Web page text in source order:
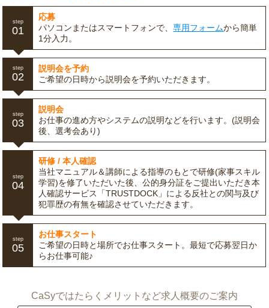
step
01
応募
パソコンまたはスマートフォンで、専用フォームから簡単
1分入力。
step
02
説明会を予約
ご希望の日時から説明会を予約いただきます。
step
03
説明会
お仕事の進め方やシステムの説明などを行います。(説明会
後、選考会あり)
step
04
研修 / 本人確認
当社マニュアル＆講師による指導のもとで研修(家事スキル
学習)を修了いただいた後、公的身分証をご提出いただき本
人確認サービス「TRUSTDOCK」による反社との関与及び
犯罪歴の有無を確認させていただきます。
step
05
お仕事スタート
ご希望の日時と場所でお仕事スタート。最短で応募翌日か
らお仕事可能♪
CaSyではたらくメリットなど求人概要のご案内